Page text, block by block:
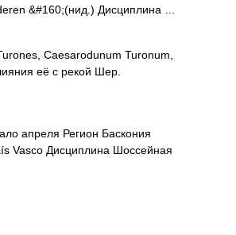
&#160;(нид.) Дисциплина …
Caesarodunum Turonum,
её с рекой Шер.
апреля Регион Баскония
Vasco Дисциплина Шоссейная